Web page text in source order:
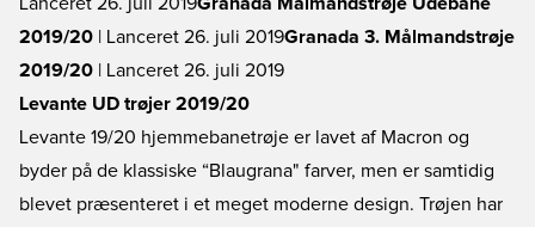
2019/20 | Lanceret 26. juli 2019Granada 3. Målmandstrøje
2019/20 | Lanceret 26. juli 2019
Levante UD trøjer 2019/20
Levante 19/20 hjemmebanetrøje er lavet af Macron og
byder på de klassiske “Blaugrana" farver, men er samtidig
blevet præsenteret i et meget moderne design. Trøjen har